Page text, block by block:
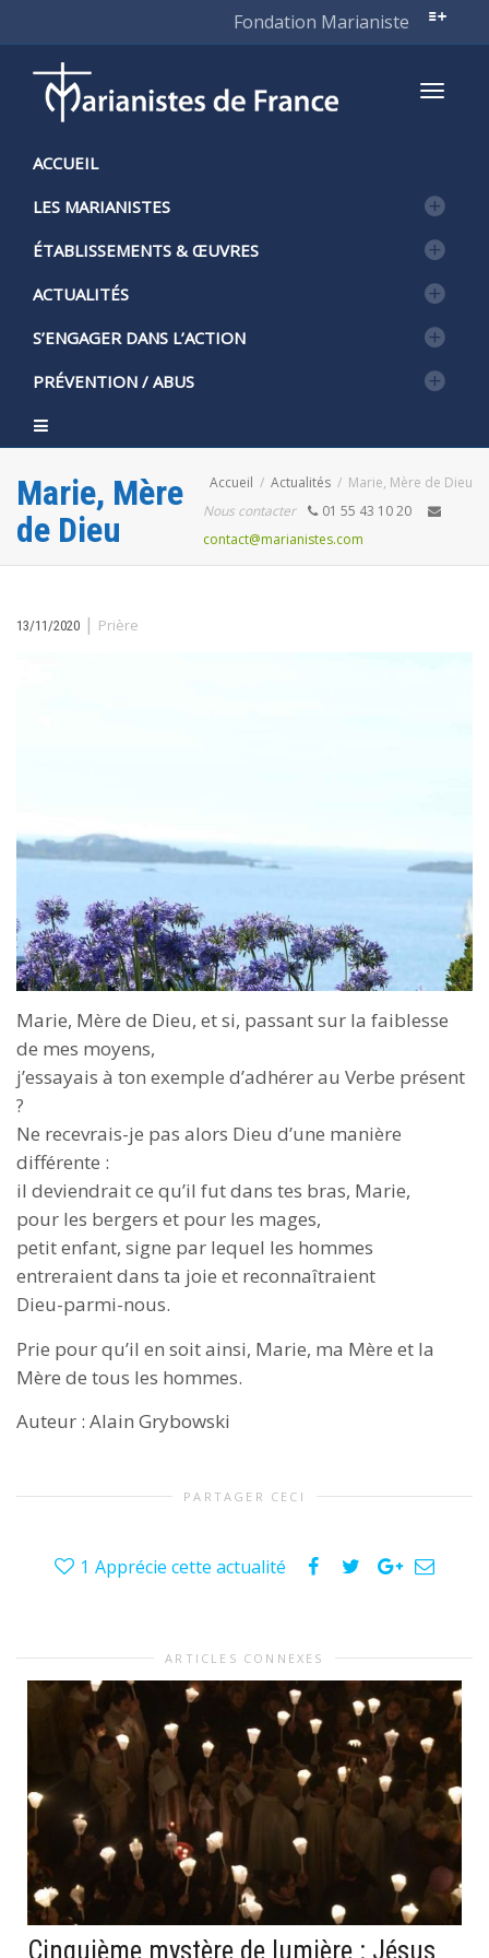
Fondation Marianiste
ACCUEIL
LES MARIANISTES
ÉTABLISSEMENTS & ŒUVRES
ACTUALITÉS
S’ENGAGER DANS L’ACTION
PRÉVENTION / ABUS
Marie, Mère
de Dieu
Accueil Actualités
Marie, Mère de Dieu
Nous contacter
01 55 43 10 20
contact@marianistes.com
13/11/2020 | Prière
Marie, Mère de Dieu, et si, passant sur la faiblesse
de mes moyens,
j’essayais à ton exemple d’adhérer au Verbe présent
?
Ne recevrais-je pas alors Dieu d’une manière
différente :
il deviendrait ce qu’il fut dans tes bras, Marie,
pour les bergers et pour les mages,
petit enfant, signe par lequel les hommes
entreraient dans ta joie et reconnaîtraient
Dieu-parmi-nous.
Prie pour qu’il en soit ainsi, Marie, ma Mère et la
Mère de tous les hommes.
Auteur : Alain Grybowski
PARTAGER CECI
1 Apprécie cette actualité
ARTICLES CONNEXES
Cinquième mystère de lumière : Jésus